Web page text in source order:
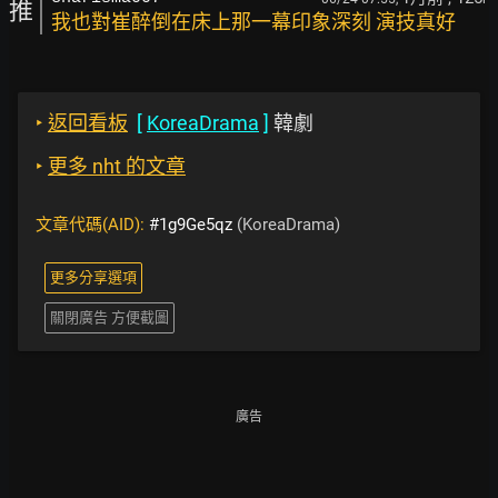
推 我也對崔醉倒在床上那一幕印象深刻 演技真好
‣ 返回看板 [ KoreaDrama ] 韓劇
‣ 更多 nht 的文章
文章代碼(AID): #1g9Ge5qz (KoreaDrama)
更多分享選項
關閉廣告 方便截圖
廣告